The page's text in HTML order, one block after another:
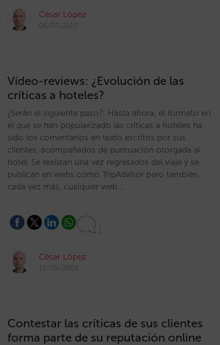
César López
06/07/2010
Vídeo-reviews: ¿Evolución de las
críticas a hoteles?
¿Serán el siguiente paso?: Hasta ahora, el formato en
el que se han popularizado las críticas a hoteles ha
sido los comentarios en texto escritos por sus
clientes, acompañados de puntuación otorgada al
hotel. Se realizan una vez regresados del viaje y se
publican en webs como TripAdvisor pero también,
cada vez más, cualquier web…
1
César López
10/09/2009
Contestar las críticas de sus clientes
forma parte de su reputación online